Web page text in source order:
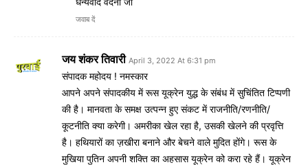
जवाब दें
जय शंकर तिवारी April 3, 2022 At 6:31 pm
संपादक महोदय ! नमस्कार
आपने अपने संपादकीय में रूस यूक्रेन युद्ध के संबंध में सुचिंतित टिप्पणी
की है। मानवता के समक्ष उत्पन्न हुए संकट में राजनीति/रणनीति/
कूटनीति क्या करेगी। अमरीका खेल रहा है, उसकी खेलने की प्रवृत्ति
है। हथियारों का ज़खीरा बनाने और बेचने वाले मुदित होंगे। रूस के
मुखिया पुतिन अपनी शक्ति का अहसास यूक्रेन को करा रहे हैं। यूक्रेन